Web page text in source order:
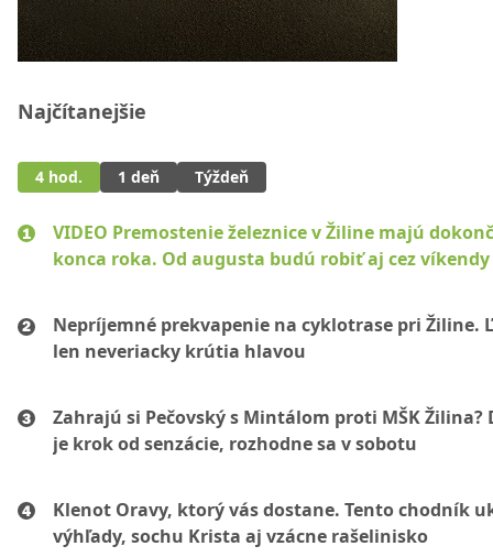
Najčítanejšie
4 hod. 1 deň Týždeň
VIDEO Premostenie železnice v Žiline majú
konca roka. Od augusta budú robiť aj cez víkendy
Nepríjemné prekvapenie na cyklotrase pri Žiline.
len neveriacky krútia hlavou
Zahrajú si Pečovský s Mintálom proti MŠK Žilina?
je krok od senzácie, rozhodne sa v sobotu
Klenot Oravy, ktorý vás dostane. Tento chodník
výhľady, sochu Krista aj vzácne rašelinisko